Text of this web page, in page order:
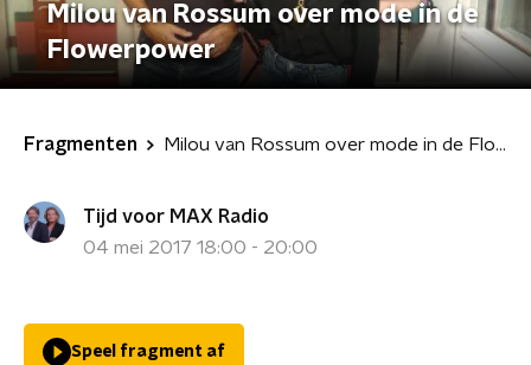
Milou van Rossum over mode in de
Flowerpower
Fragmenten Milou van Rossum over mode in de Flowerpower
Tijd voor MAX Radio
04 mei 2017 18:00 - 20:00
Speel fragment af